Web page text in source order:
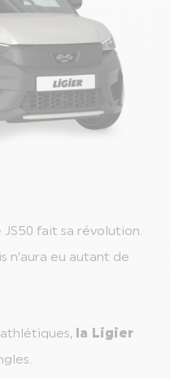
fait sa révolution.
n’aura eu autant de
la Ligier